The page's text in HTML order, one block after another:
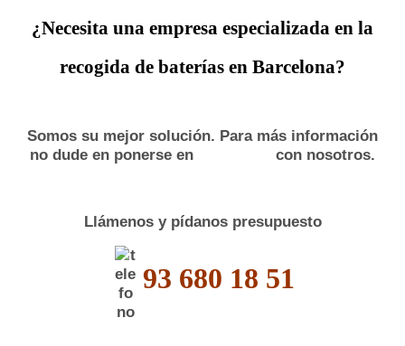
¿Necesita una empresa especializada en la
recogida de baterías en Barcelona?
Somos su mejor solución. Para más información
no dude en ponerse en
con nosotros.
Llámenos y pídanos presupuesto
93 680 18 51